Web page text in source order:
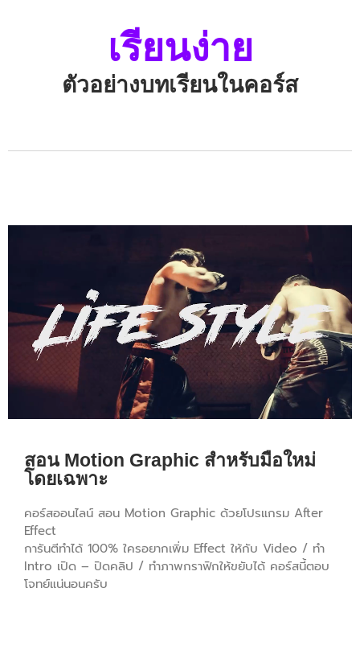
เรียนง่าย
ตัวอย่างบทเรียนในคอร์ส
สอน Motion Graphic สำหรับมือใหม่
โดยเฉพาะ
คอร์สออนไลน์ สอน Motion Graphic ด้วยโปรแกรม After
Effect
การันตีทำได้ 100% ใครอยากเพิ่ม Effect ให้กับ Video / ทำ
Intro เปิด – ปิดคลิป / ทำภาพกราฟิกให้ขยับได้ คอร์สนี้ตอบ
โจทย์แน่นอนครับ